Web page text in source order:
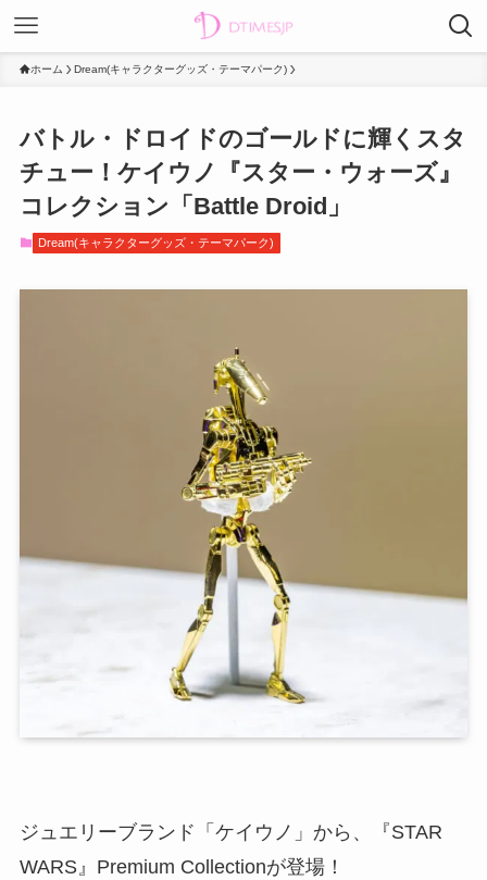
ホーム Dream(キャラクターグッズ・テーマパーク)
バトル・ドロイドのゴールドに輝くスタ
チュー！ケイウノ『スター・ウォーズ』
コレクション「Battle Droid」
Dream(キャラクターグッズ・テーマパーク)
ジュエリーブランド「ケイウノ」から、『STAR
WARS』Premium Collectionが登場！